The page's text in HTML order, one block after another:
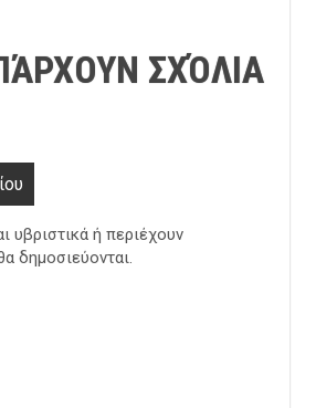
ΣΧΌΛΙΑ
υβριστικά ή περιέχουν
δημοσιεύονται.